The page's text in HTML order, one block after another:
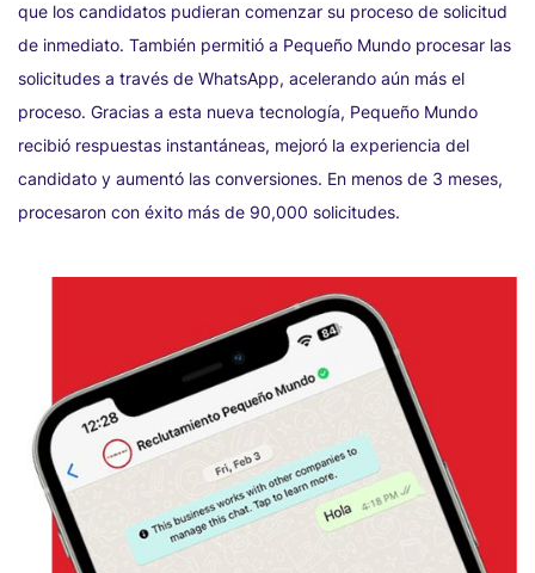
que los candidatos pudieran comenzar su proceso de solicitud
de inmediato. También permitió a Pequeño Mundo procesar las
solicitudes a través de WhatsApp, acelerando aún más el
proceso. Gracias a esta nueva tecnología, Pequeño Mundo
recibió respuestas instantáneas, mejoró la experiencia del
candidato y aumentó las conversiones. En menos de 3 meses,
procesaron con éxito más de 90,000 solicitudes.